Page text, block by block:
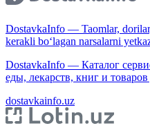
DostavkaInfo — Taomlar,
kerakli bo‘lagan narsalarni
DostavkaInfo — Каталог
еды, лекарств, книг и
dostavkainfo.uz